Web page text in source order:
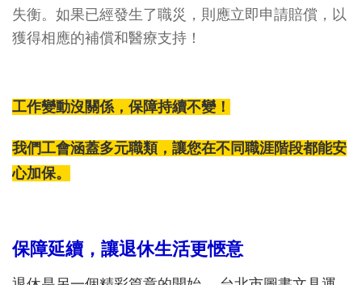
失衡。如果已經發生了職災，則應立即申請賠償，以
獲得相應的補償和醫療支持！
工作變動沒關係，保障持續不變！
我們工會涵蓋多元職類，讓您在不同職涯階段都能安
心加保。
保障延續，讓退休生活更愜意